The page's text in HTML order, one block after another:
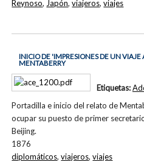
Reynoso, Japón,viajeros,viajes
INICIO DE 'IMPRESIONES DE UN
MENTABERRY
Portadilla e inicio del relato de
ocupar su puesto de primer
Beijing.
1876
Etiquetas:
diplomáticos,viajeros,viajes